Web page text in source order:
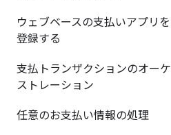
ウェブベースの支払いアプリを
登録する
支払トランザクションのオーケ
ストレーション
任意のお支払い情報の処理